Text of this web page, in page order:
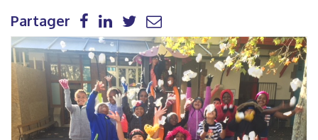
Partager